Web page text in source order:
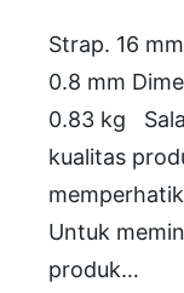
Strap. 16
0.8 mm
0.83 kg
kualitas
Untuk
produk…